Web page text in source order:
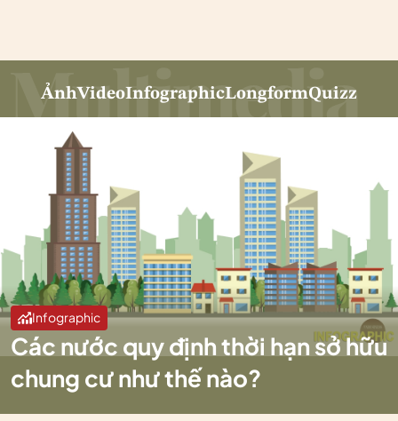
ẢnhVideoInfographicLongformQuizz
Infographic
Các nước quy định thời hạn sở hữu
chung cư như thế nào?